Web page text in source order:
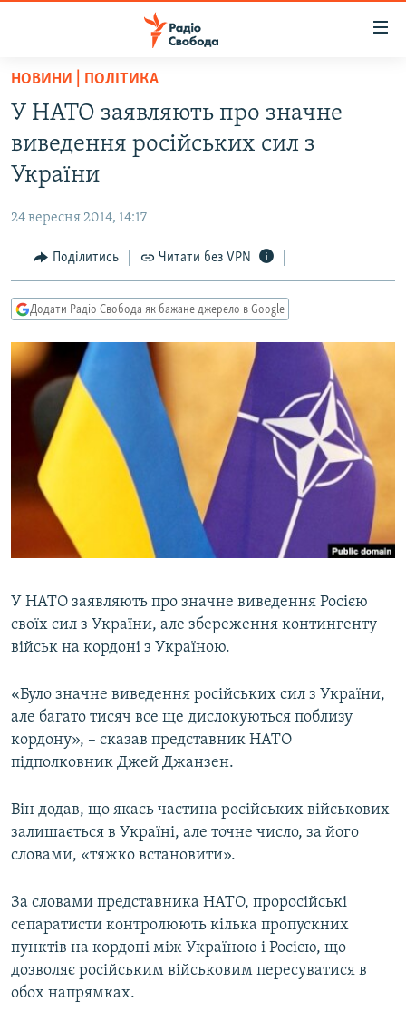
Перейти
основного
матеріалу
Перейти
до
основної
навігації
Перейти
до
пошуку
СТАТТІ
ЕКОНОМІКА
СУСПІЛЬСТВО
УКРАЇНА
СВІТ
РОСІЙСЬКА «ФІЛЬТРАЦІЯ»
ДОНБАС.РЕАЛІЇ
ТИ ЯК?
СХЕМИ
КИТАЙ.ВИКЛИКИ
МУЛЬТИМЕДІА
ФОТО
СПЕЦПРОЄКТИ
ПОДКАСТИ
РУС
УКР
ДОЛУЧАЙСЯ!
Усі сайти RFE/RL
НОВИНИ | ПОЛІТИКА
У НАТО заявляють про значне
виведення російських сил з
України
24 вересня 2014, 14:17
Поділитись Читати без VPN
Додати Радіо Свобода як бажане джерело в Google
У НАТО заявляють про значне виведення Росією
своїх сил з України, але збереження контингенту
військ на кордоні з Україною.
«Було значне виведення російських сил з України,
але багато тисяч все ще дислокуються поблизу
кордону», – сказав представник НАТО
підполковник Джей Джанзен.
Він додав, що якась частина російських військових
залишається в Україні, але точне число, за його
словами, «тяжко встановити».
За словами представника НАТО, проросійські
сепаратисти контролюють кілька пропускних
пунктів на кордоні між Україною і Росією, що
дозволяє російським військовим пересуватися в
обох напрямках.